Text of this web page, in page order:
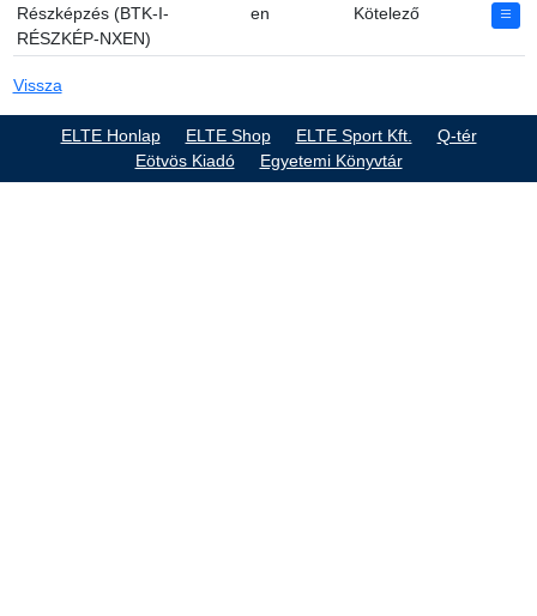
Részképzés (BTK-I-
RÉSZKÉP-NXEN)
en Kötelező
Vissza
ELTE Honlap ELTE Shop ELTE Sport Kft.
Q-tér
Eötvös Kiadó
Egyetemi Könyvtár